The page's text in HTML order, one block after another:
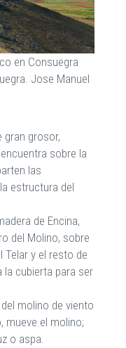
en Consuegra
Jose Manuel
gran grosor,
sobre la
las
estructura del
de Encina,
del Molino, sobre
Telar y el resto de
la cubierta para ser
molino de viento
mueve el molino;
o aspa.